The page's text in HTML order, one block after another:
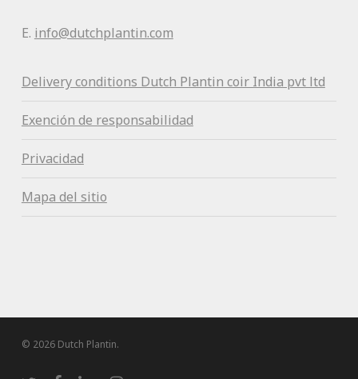
E. info@dutchplantin.com
Delivery conditions Dutch Plantin coir India pvt ltd
Exención de responsabilidad
Privacidad
Mapa del sitio
© 2026 Dutch Plantin.